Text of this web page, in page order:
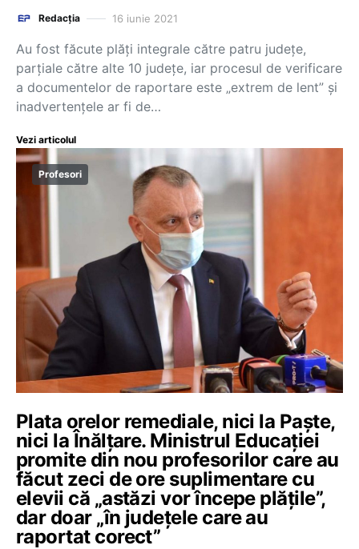
Redacția 16 iunie 2021
Au fost făcute plăți integrale către patru județe,
parțiale către alte 10 județe, iar procesul de verificare
a documentelor de raportare este „extrem de lent” și
inadvertenţele ar fi de…
Vezi articolul
Profesori
Plata orelor remediale, nici la Paște,
nici la Înălțare. Ministrul Educației
promite din nou profesorilor care au
făcut zeci de ore suplimentare cu
elevii că „astăzi vor începe plățile”,
dar doar „în județele care au
raportat corect”